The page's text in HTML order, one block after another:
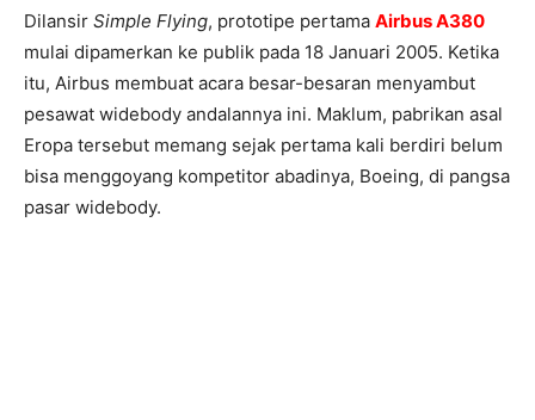
Dilansir Simple Flying, prototipe pertama Airbus A380
mulai dipamerkan ke publik pada 18 Januari 2005. Ketika
itu, Airbus membuat acara besar-besaran menyambut
pesawat widebody andalannya ini. Maklum, pabrikan asal
Eropa tersebut memang sejak pertama kali berdiri belum
bisa menggoyang kompetitor abadinya, Boeing, di pangsa
pasar widebody.